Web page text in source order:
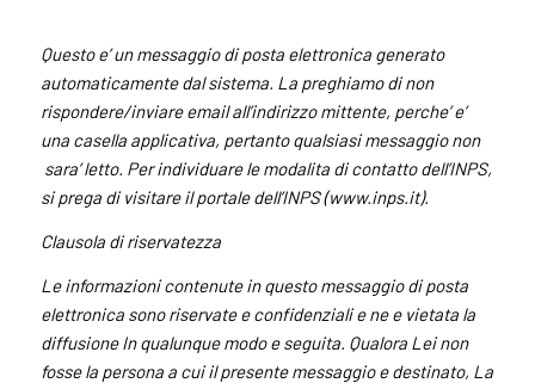
Questo e’ un messaggio di posta elettronica generato
automaticamente dal sistema. La preghiamo di non
rispondere/inviare email all’indirizzo mittente, perche’ e’
una casella applicativa, pertanto qualsiasi messaggio non
sara’ letto. Per individuare le modalita di contatto dell’INPS,
si prega di visitare il portale dell’INPS (www.inps.it).
Clausola di riservatezza
Le informazioni contenute in questo messaggio di posta
elettronica sono riservate e confidenziali e ne e vietata la
diffusione In qualunque modo e seguita. Qualora Lei non
fosse la persona a cui il presente messaggio e destinato, La